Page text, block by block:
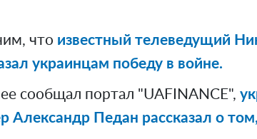
что известный телеведущий
украинцам победу в войне.
сообщал портал "UAFINANCE",
Александр Педан рассказал о